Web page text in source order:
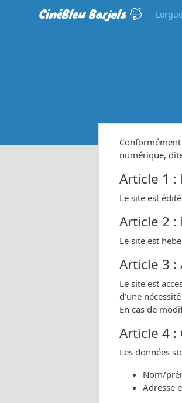
CinéBleu Barjols
numérique,
Article 1 :
Le site est
Article 2
Le site est
Article 3 :
Le site est
d’une
En cas de
Article 4 :
Les données
Nom/
Adresse